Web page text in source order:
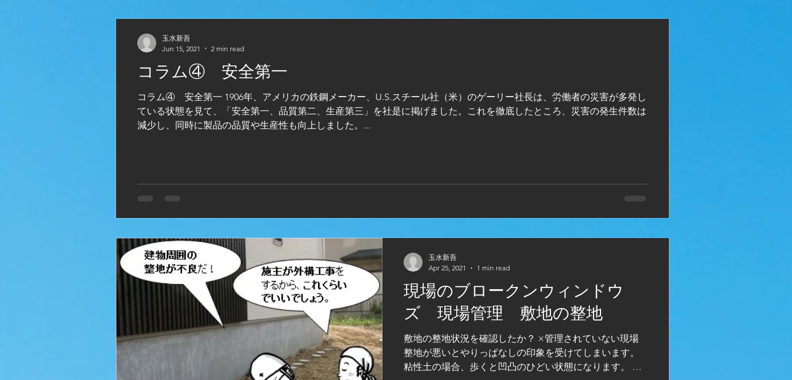
コラム④ 安全第一
コラム④ 安全第一 1906年、アメリカの鉄鋼メーカー、U.S.スチール社（米）のゲーリー社長は、労働者の災害が多発し
ている状態を見て、「安全第一、品質第二、生産第三」を社是に掲げました。これを徹底したところ、災害の発生件数は
減少し、同時に製品の品質や生産性も向上しました。...
玉水新吾
Jun 15, 2021
2 min read
現場のブロークンウィンドウ
ズ 現場管理 敷地の整地
敷地の整地状況を確認したか？ ×管理されていない現場
整地が悪いとやりっぱなしの印象を受けてしまいます。
粘性土の場合、歩くと凹凸のひどい状態になります。 整
玉水新吾
Apr 25, 2021
1 min read